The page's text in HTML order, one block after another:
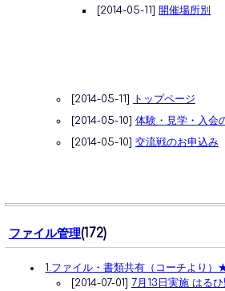
[2014-05-11] 開催場所別
[2014-05-11]
トップページ
[2014-05-10] 体験・見学・入会
[2014-05-10] 交流戦のお申込み
ファイル管理(172)
1.ファイル・書類共有（コーチより）
[2014-07-01] 7月13日実施 はる